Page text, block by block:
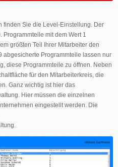
finden Sie die Level-Einstellung. Der
mit dem Wert 1
größten Teil Ihrer Mitarbeiter den
abgesicherte Programmteile lassen nur
diese Programmteile zu öffnen. Neben
für den Mitarbeiterkreis, die
Ganz wichtig ist hier das
Hier müssen die einzelnen
eingestellt werden. Die